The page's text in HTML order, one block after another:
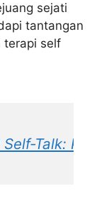
sejati
tantangan
terapi self
Self-Talk: